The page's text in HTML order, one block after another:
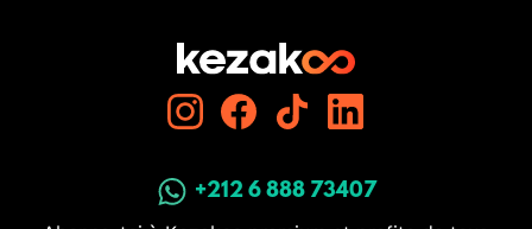
+212 6 888 73407